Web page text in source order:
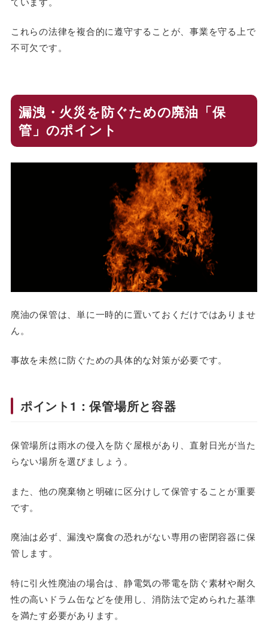
これらの法律を複合的に遵守することが、事業を守る上で
不可欠です。
漏洩・火災を防ぐための廃油「保
管」のポイント
廃油の保管は、単に一時的に置いておくだけではありませ
ん。
事故を未然に防ぐための具体的な対策が必要です。
ポイント1：保管場所と容器
保管場所は雨水の侵入を防ぐ屋根があり、直射日光が当た
らない場所を選びましょう。
また、他の廃棄物と明確に区分けして保管することが重要
です。
廃油は必ず、漏洩や腐食の恐れがない専用の密閉容器に保
管します。
特に引火性廃油の場合は、静電気の帯電を防ぐ素材や耐久
性の高いドラム缶などを使用し、消防法で定められた基準
を満たす必要があります。